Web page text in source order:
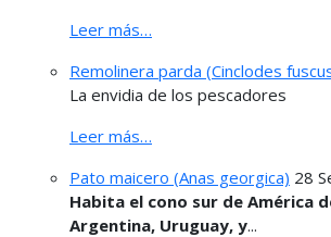
Leer más…
Remolinera parda (Cinclodes
La envidia de los pescadores
Leer más…
Pato maicero (Anas georgica) 28
Habita el cono sur de América
Argentina, Uruguay, y...